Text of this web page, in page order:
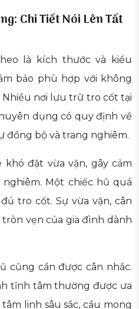
Chi Tiết Nói Lên Tất
là kích thước và kiểu
bảo phù hợp với không
Nhiều nơi lưu trữ tro cốt tại
dụng có quy định về
đồng bộ và trang nghiêm.
đặt vừa vặn, gây cảm
Một chiếc hũ quá
tro cốt. Sự vừa vặn, cân
vẹn của gia đình dành
cũng cần được cân nhắc.
tĩnh tâm thường được ưa
linh sâu sắc, cầu mong